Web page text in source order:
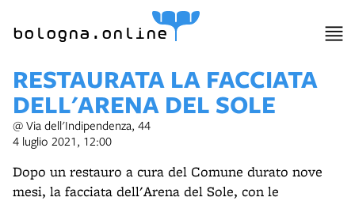
bologna.online
RESTAURATA LA FACCIATA
DELL'ARENA DEL SOLE
@ Via dell'Indipendenza, 44
4 luglio 2021, 12:00
Dopo un restauro a cura del Comune durato nove
mesi, la facciata dell'Arena del Sole, con le